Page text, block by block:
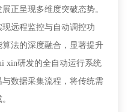
正呈现多维度突破态势。
远程监控与自动调控功
法的深度融合，显著提升
xin研发的全自动运行系统
数据采集流程，将传统需